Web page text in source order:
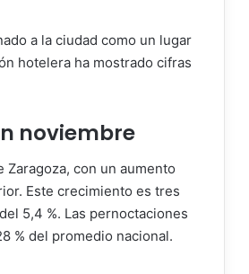
a la ciudad como un lugar
hotelera ha mostrado cifras
noviembre
con un aumento
Este crecimiento es tres
5,4 %. Las pernoctaciones
% del promedio nacional.